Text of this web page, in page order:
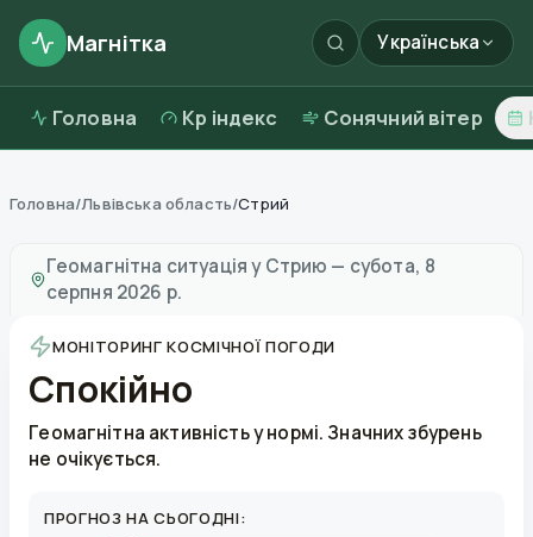
Магнітка Українська
Головна Kp індекс Сонячний вітер
Головна/Львівська область/Стрий
Геомагнітна ситуація у Стрию — субота, 8
серпня 2026 р.
МОНІТОРИНГ КОСМІЧНОЇ ПОГОДИ
Спокійно
Геомагнітна активність у нормі. Значних збурень
не очікується.
ПРОГНОЗ НА СЬОГОДНІ: